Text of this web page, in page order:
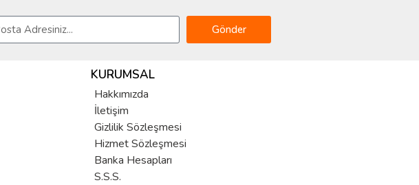
Gönder
KURUMSAL
Hakkımızda
İletişim
Gizlilik Sözleşmesi
Hizmet Sözleşmesi
Banka Hesapları
S.S.S.